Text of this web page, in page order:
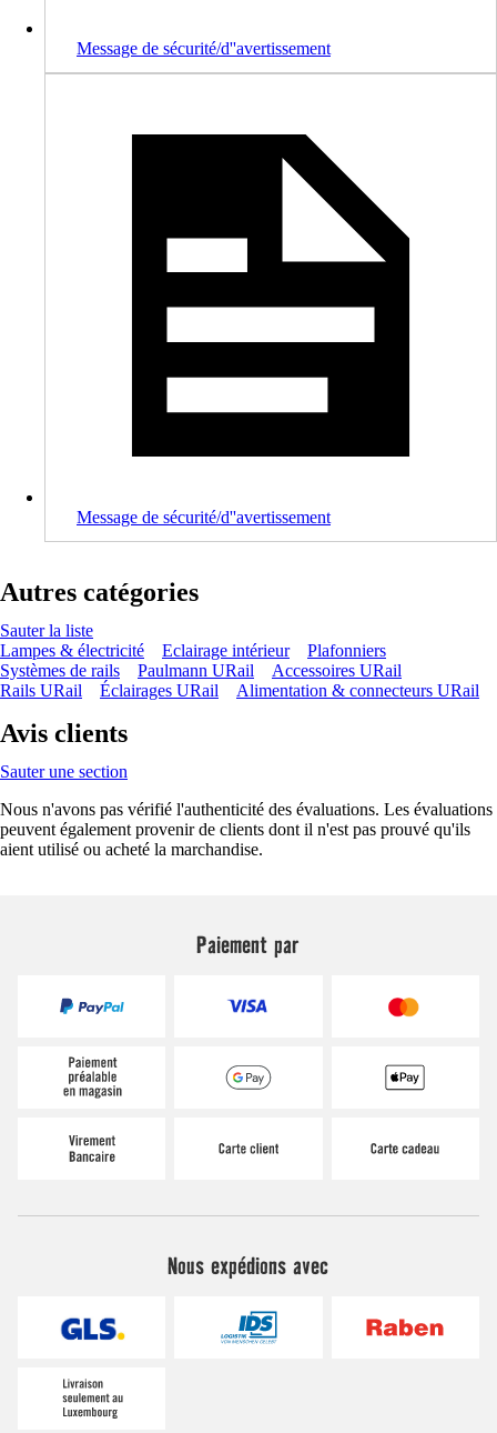
Message de sécurité/d''avertissement
Message de sécurité/d''avertissement
Autres catégories
Sauter la liste
Lampes & électricité
Eclairage intérieur
Plafonniers
Systèmes de rails
Paulmann URail
Accessoires URail
Rails URail
Éclairages URail Alimentation & connecteurs URail
Avis clients
Sauter une section
Nous n'avons pas vérifié l'authenticité des évaluations. Les évaluations
peuvent également provenir de clients dont il n'est pas prouvé qu'ils
aient utilisé ou acheté la marchandise.
Paiement par
Nous expédions avec